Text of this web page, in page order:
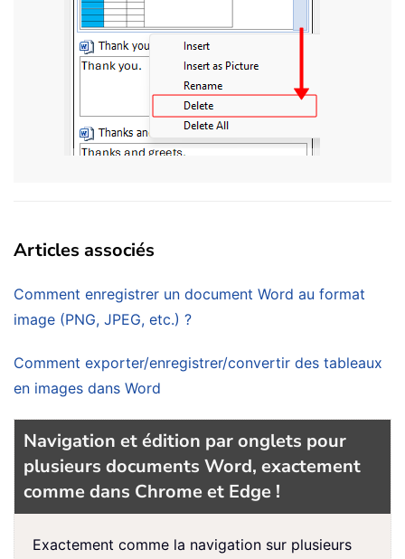
Articles associés
Comment enregistrer un document Word au format
image (PNG, JPEG, etc.) ?
Comment exporter/enregistrer/convertir des tableaux
en images dans Word
Navigation et édition par onglets pour
plusieurs documents Word, exactement
comme dans Chrome et Edge !
Exactement comme la navigation sur plusieurs